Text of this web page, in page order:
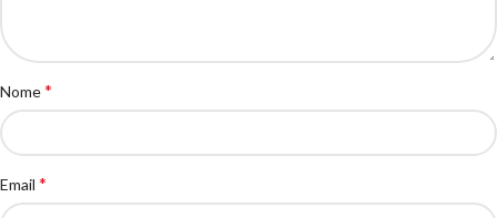
Nome*
Email *